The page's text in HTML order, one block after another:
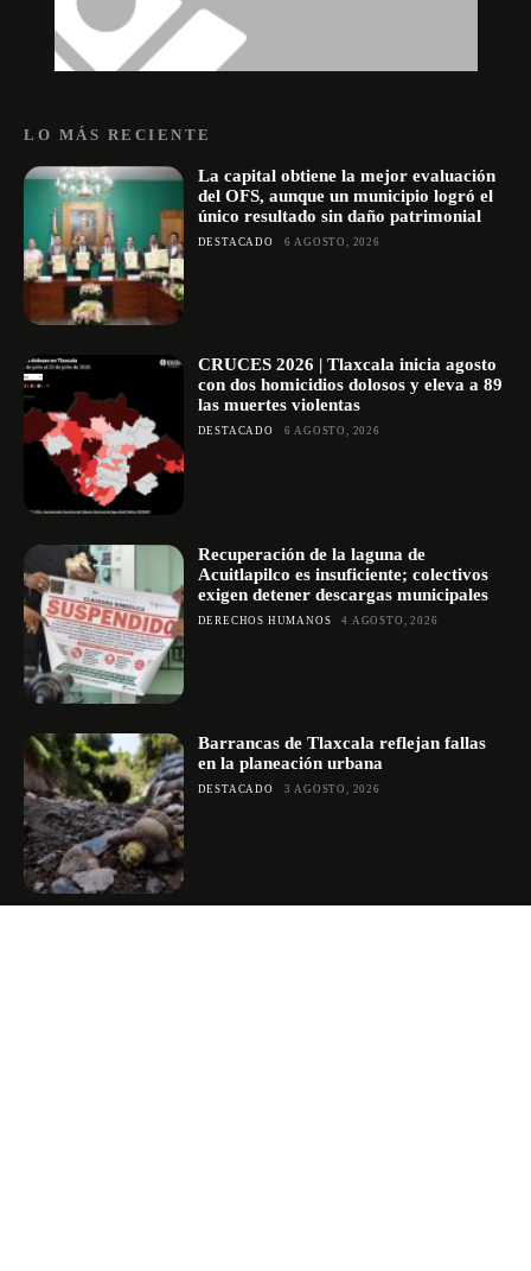
LO MÁS RECIENTE
La capital obtiene la mejor evaluación
del OFS, aunque un municipio logró el
único resultado sin daño patrimonial
DESTACADO 6 AGOSTO, 2026
CRUCES 2026 | Tlaxcala inicia agosto
con dos homicidios dolosos y eleva a 89
las muertes violentas
DESTACADO 6 AGOSTO, 2026
Recuperación de la laguna de
Acuitlapilco es insuficiente; colectivos
exigen detener descargas municipales
DERECHOS HUMANOS 4 AGOSTO, 2026
Barrancas de Tlaxcala reflejan fallas
en la planeación urbana
DESTACADO 3 AGOSTO, 2026